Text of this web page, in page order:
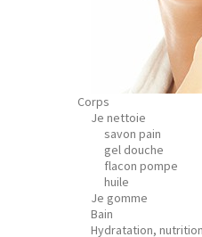
Corps
Je nettoie
savon pain
gel douche
flacon pompe
huile
Je gomme
Bain
Hydratation, nutrition